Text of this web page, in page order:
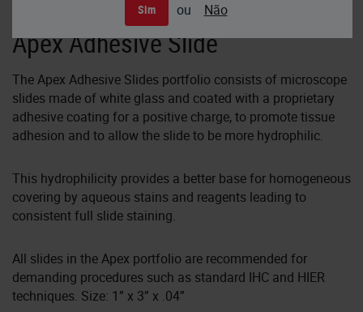
Sim ou Não
Apex Adhesive Slide
The Apex Adhesive Slides portfolio consists of microscope
slides made of white glass and coated with a proprietary
adhesive coating for a positive charge, to promote tissue
adhesion and to allow the slide to be more hydrophilic.
This hydrophilicity provides a better base for homogeneous
covering by aqueous stains and reagents leading to
consistent full slide staining.
All slides in the Apex portfolio are recommended for
demanding procedures such as standard IHC and HIER
techniques. Size: 1” x 3” x .04”